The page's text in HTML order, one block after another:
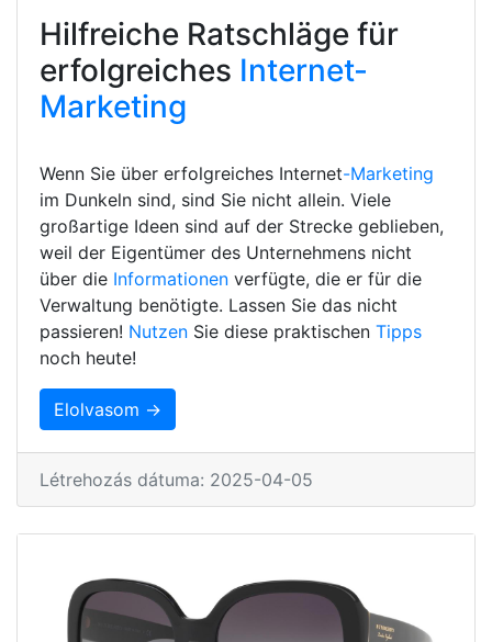
Hilfreiche Ratschläge für
erfolgreiches Internet-
Marketing
Wenn Sie über erfolgreiches Internet-Marketing
im Dunkeln sind, sind Sie nicht allein. Viele
großartige Ideen sind auf der Strecke geblieben,
weil der Eigentümer des Unternehmens nicht
über die Informationen verfügte, die er für die
Verwaltung benötigte. Lassen Sie das nicht
passieren! Nutzen Sie diese praktischen Tipps
noch heute!
Elolvasom →
Létrehozás dátuma: 2025-04-05